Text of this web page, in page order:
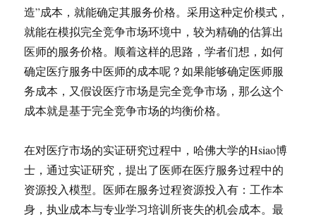
造”成本，就能确定其服务价格。采用这种定价模式，
就能在模拟完全竞争市场环境中，较为精确的估算出
医师的服务价格。顺着这样的思路，学者们想，如何
确定医疗服务中医师的成本呢？如果能够确定医师服
务成本，又假设医疗市场是完全竞争市场，那么这个
成本就是基于完全竞争市场的均衡价格。
在对医疗市场的实证研究过程中，哈佛大学的Hsiao博
士，通过实证研究，提出了医师在医疗服务过程中的
资源投入模型。医师在服务过程资源投入有：工作本
身，执业成本与专业学习培训所丧失的机会成本。最